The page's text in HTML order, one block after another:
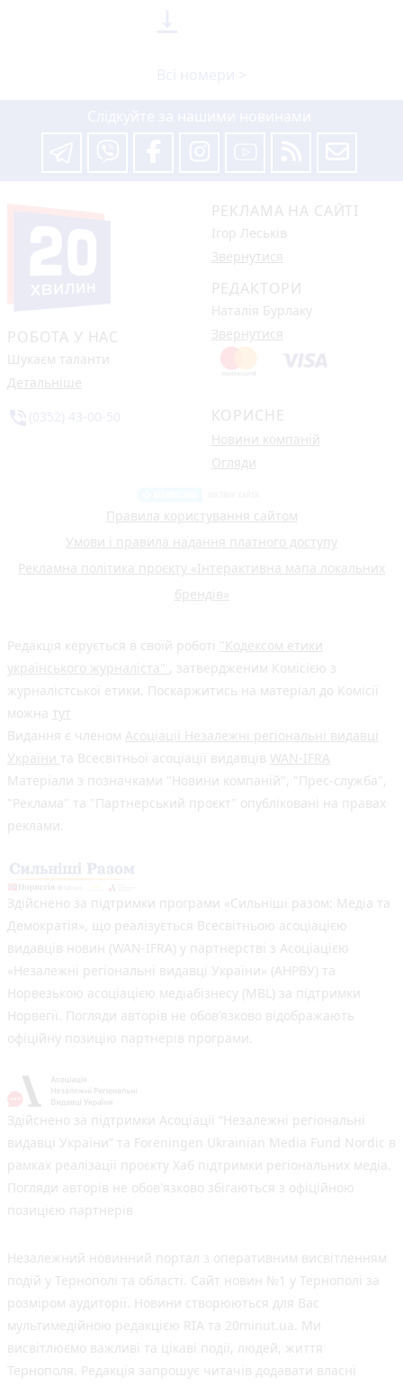
РОБОТА У НАС
Шукаєм таланти
Детальніше
РЕКЛАМА НА САЙТІ
Ігор Леськів
Звернутися
РЕДАКТОРИ
Наталія Бурлаку
Звернутися
КОРИСНЕ
Новини компаній
Огляди
Правила користування сайтом
Умови і правила надання платного доступу
Рекламна політика проєкту «Інтерактивна мапа локальних
брендів»
Редакція керується в своїй роботі "Кодексом етики
українського журналіста" , затвердженим Комісією з
журналістської етики. Поскаржитись на матеріал до Комісії
можна тут
Видання є членом Асоціації Незалежні регіональні видавці
України та Всесвітньої асоціації видавців WAN-IFRA
Матеріали з позначками "Новини компаній", "Прес-служба",
"Реклама" та "Партнерський проєкт" опубліковані на правах
реклами.
Здійснено за підтримки програми «Сильніші разом: Медіа та
Демократія», що реалізується Всесвітньою асоціацією
видавців новин (WAN-IFRA) у партнерстві з Асоціацією
«Незалежні регіональні видавці України» (АНРВУ) та
Норвезькою асоціацією медіабізнесу (MBL) за підтримки
Норвегії. Погляди авторів не обов’язково відображають
офіційну позицію партнерів програми.
Здійснено за підтримки Асоціації “Незалежні регіональні
видавці України” та Foreningen Ukrainian Media Fund Nordic в
рамках реалізації проєкту Хаб підтримки регіональних медіа.
Погляди авторів не обов'язково збігаються з офіційною
позицією партнерів
Незалежний новинний портал з оперативним висвітленням
подій у Тернополі та області. Сайт новин №1 у Тернополі за
розміром аудиторії. Новини створюються для Вас
мультимедійною редакцією RIA та 20minut.ua. Ми
висвітлюємо важливі та цікаві події, людей, життя
Тернополя. Редакція запрошує читачів додавати власні